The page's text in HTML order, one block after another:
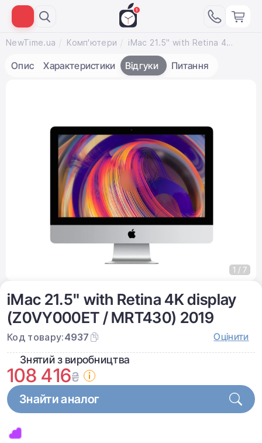
NewTime.ua Комп'ютери iMac 21.5" with Retina 4K display (Z0VY000ET / MRT430) 2019
Опис Характеристики Відгуки Питання
iMac 21.5" with Retina 4K display
(Z0VY000ET / MRT430) 2019
Код товару:4937 Оцінити
Знятий з виробництва
108 416₴
Знайти аналог
1 / 7